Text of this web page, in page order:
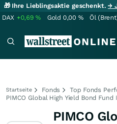
🎁 Ihre Lieblingsaktie geschenkt.→
DAX +0,69% Gold 0,00 % Öl
Startseite Fonds
Top Fonds
PIMCO Global High Yield Bond Fund
PIMCO